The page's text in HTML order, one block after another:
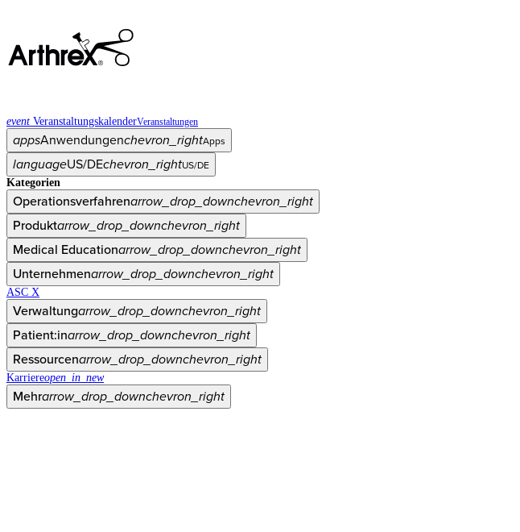
event VeranstaltungskalenderVeranstaltungen
appsAnwendungenchevron_rightApps
languageUS/DEchevron_rightUS/DE
Kategorien
Operationsverfahrenarrow_drop_downchevron_right
Produktarrow_drop_downchevron_right
Medical Educationarrow_drop_downchevron_right
Unternehmenarrow_drop_downchevron_right
ASC X
Verwaltungarrow_drop_downchevron_right
Patient:inarrow_drop_downchevron_right
Ressourcenarrow_drop_downchevron_right
Karriereopen_in_new
Mehrarrow_drop_downchevron_right